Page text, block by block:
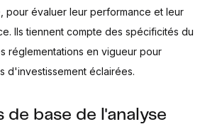
pour évaluer leur performance et leur
Ils tiennent compte des spécificités du
réglementations en vigueur pour
d'investissement éclairées.
de base de l'analyse